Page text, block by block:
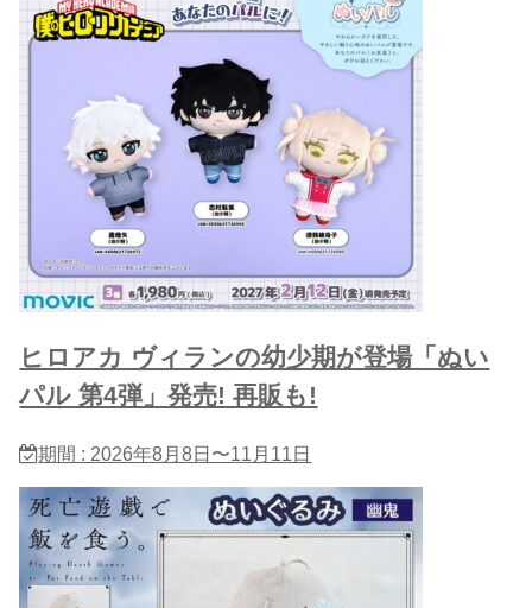
ヒロアカ ヴィランの幼少期が登場「ぬい
パル 第4弾」発売! 再販も!
期間 : 2026年8月8日〜11月11日